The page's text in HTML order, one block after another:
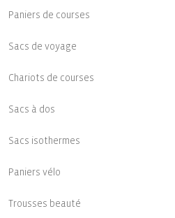
Paniers de courses
Sacs de voyage
Chariots de courses
Sacs à dos
Sacs isothermes
Paniers vélo
Trousses beauté